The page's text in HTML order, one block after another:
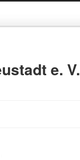
e. V.